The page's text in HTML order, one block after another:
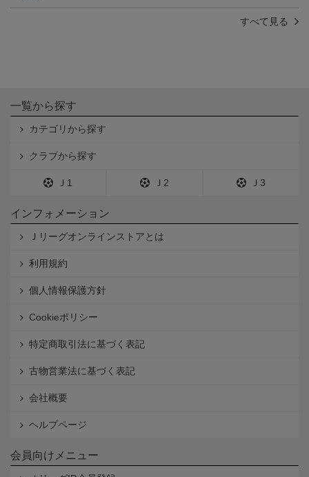
すべて見る
一覧から探す
カテゴリから探す
クラブから探す
Ｊ1 Ｊ2 Ｊ3
インフォメーション
Ｊリーグオンラインストアとは
利用規約
個人情報保護方針
Cookieポリシー
特定商取引法に基づく表記
古物営業法に基づく表記
会社概要
ヘルプページ
会員向けメニュー